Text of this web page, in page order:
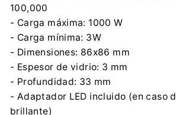
100,000
- Carga máxima: 1000 W
- Carga mínima: 3W
- Dimensiones: 86x86 mm
- Espesor de vidrio: 3 mm
- Profundidad: 33 mm
- Adaptador LED incluido (en caso
brillante)